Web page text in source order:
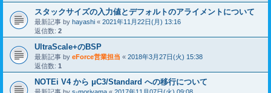
スタックサイズの入力値とデフォルトのアライメントについて
最新記事 by hayashi « 2021年11月22日(月) 13:16
返信数: 2
UltraScale+のBSP
最新記事 by eForce営業担当 « 2018年3月27日(火) 15:38
返信数: 1
NOTEi V4 から μC3/Standard への移行について